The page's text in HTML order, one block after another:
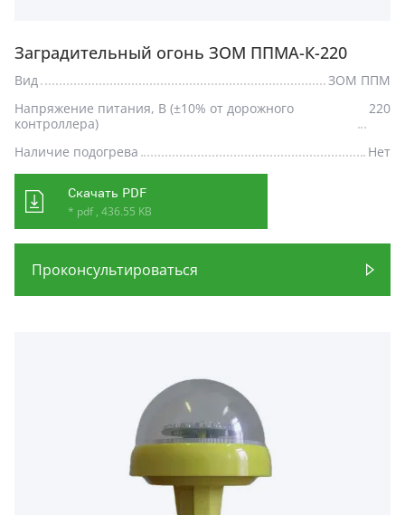
Заградительный огонь ЗОМ ППМА-К-220
Вид
ЗОМ ППМ
Напряжение питания, В (±10% от дорожного
контроллера)
220
Наличие подогрева Нет
Скачать PDF
* pdf , 436.55 KB
Проконсультироваться